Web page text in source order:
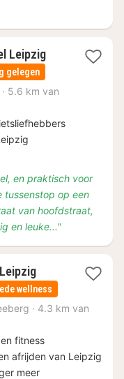
Leipzig1
nacht
vanaf
€
gelegen
· 5.6 km van
en praktisch voor
tussenstop op een
van hoofdstraat,
en leuke..."
2
nachten
vanaf
€
wellness
· 4.3 km van
fitness
afrijden van Leipzig
meer